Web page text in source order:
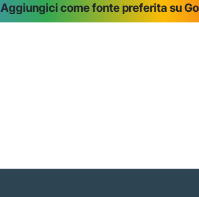
Aggiungici come fonte preferita su